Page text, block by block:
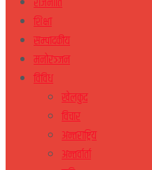
शिक्षा
सम्पादकीय
मनोरञ्जन
विविध
खेलकुद
विचार
अन्तराष्ट्रिय
अन्तर्वार्ता